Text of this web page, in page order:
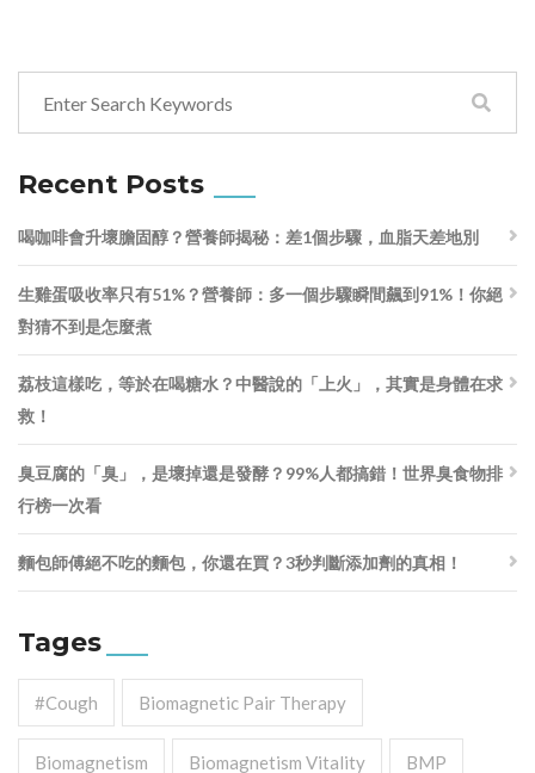
Recent Posts
喝咖啡會升壞膽固醇？營養師揭秘：差1個步驟，血脂天差地別
生雞蛋吸收率只有51%？營養師：多一個步驟瞬間飆到91%！你絕
對猜不到是怎麼煮
荔枝這樣吃，等於在喝糖水？中醫說的「上火」，其實是身體在求
救！
臭豆腐的「臭」，是壞掉還是發酵？99%人都搞錯！世界臭食物排
行榜一次看
麵包師傅絕不吃的麵包，你還在買？3秒判斷添加劑的真相！
Tages
#cough Biomagnetic Pair Therapy
Biomagnetism Biomagnetism Vitality BMP